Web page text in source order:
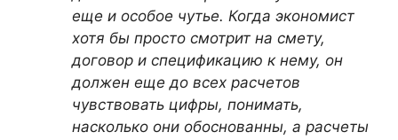
еще и особое чутье. Когда экономист
хотя бы просто смотрит на смету,
договор и спецификацию к нему, он
должен еще до всех расчетов
чувствовать цифры, понимать,
насколько они обоснованны, а расчеты